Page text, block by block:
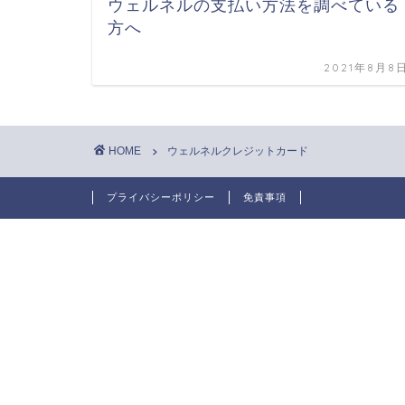
ウェルネルの支払い方法を調べている
方へ
2021年8月8
HOME ウェルネルクレジットカード
プライバシーポリシー 免責事項